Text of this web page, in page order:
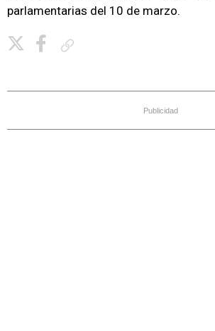
parlamentarias del 10 de marzo.
Publicidad